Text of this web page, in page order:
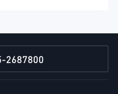
2687800